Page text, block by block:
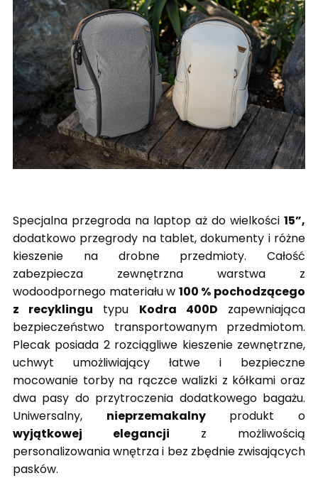
Specjalna przegroda na laptop aż do wielkości 15”,
dodatkowo przegrody na tablet, dokumenty i różne
kieszenie na drobne przedmioty. Całość
zabezpiecza zewnętrzna warstwa z
wodoodpornego materiału w 100 % pochodzącego
z recyklingu typu Kodra 400D zapewniająca
bezpieczeństwo transportowanym przedmiotom.
Plecak posiada 2 rozciągliwe kieszenie zewnętrzne,
uchwyt umożliwiający łatwe i bezpieczne
mocowanie torby na rączce walizki z kółkami oraz
dwa pasy do przytroczenia dodatkowego bagażu.
Uniwersalny, nieprzemakalnyprodukt o
wyjątkowej elegancji z możliwością
personalizowania wnętrza i bez zbędnie zwisających
pasków.